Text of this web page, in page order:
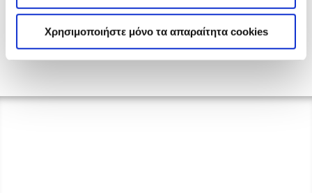
Χρησιμοποιήστε μόνο τα απαραίτητα cookies